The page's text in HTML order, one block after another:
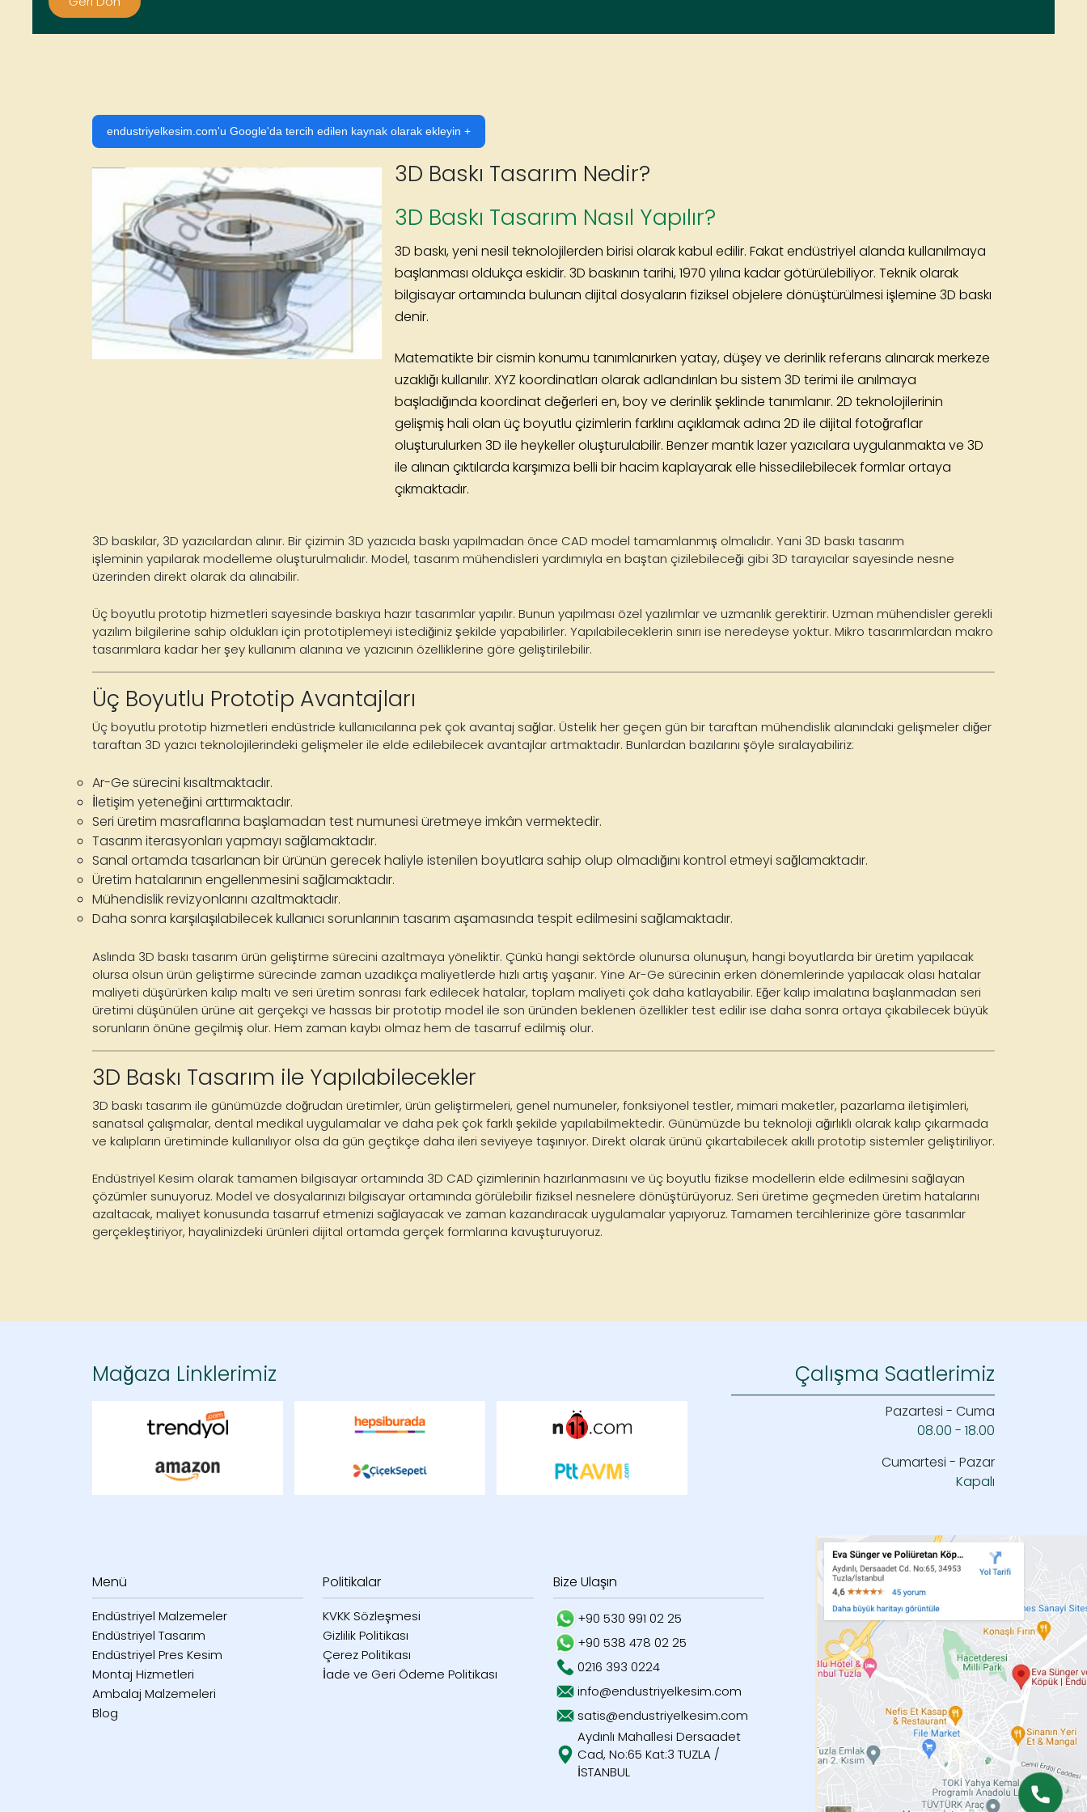
endustriyelkesim.com'u Google'da tercih edilen kaynak olarak ekleyin +
3D Baskı Tasarım Nedir?
3D Baskı Tasarım Nasıl Yapılır?
3D baskı, yeni nesil teknolojilerden birisi olarak kabul edilir. Fakat endüstriyel alanda kullanılmaya
başlanması oldukça eskidir. 3D baskının tarihi, 1970 yılına kadar götürülebiliyor. Teknik olarak
bilgisayar ortamında bulunan dijital dosyaların fiziksel objelere dönüştürülmesi işlemine 3D baskı
denir.
Matematikte bir cismin konumu tanımlanırken yatay, düşey ve derinlik referans alınarak merkeze
uzaklığı kullanılır. XYZ koordinatları olarak adlandırılan bu sistem 3D terimi ile anılmaya
başladığında koordinat değerleri en, boy ve derinlik şeklinde tanımlanır. 2D teknolojilerinin
gelişmiş hali olan üç boyutlu çizimlerin farklını açıklamak adına 2D ile dijital fotoğraflar
oluşturulurken 3D ile heykeller oluşturulabilir. Benzer mantık lazer yazıcılara uygulanmakta ve 3D
ile alınan çıktılarda karşımıza belli bir hacim kaplayarak elle hissedilebilecek formlar ortaya
çıkmaktadır.
3D baskılar, 3D yazıcılardan alınır. Bir çizimin 3D yazıcıda baskı yapılmadan önce CAD model tamamlanmış olmalıdır. Yani 3D baskı tasarım
işleminin yapılarak modelleme oluşturulmalıdır. Model, tasarım mühendisleri yardımıyla en baştan çizilebileceği gibi 3D tarayıcılar sayesinde nesne
üzerinden direkt olarak da alınabilir.
Üç boyutlu prototip hizmetleri sayesinde baskıya hazır tasarımlar yapılır. Bunun yapılması özel yazılımlar ve uzmanlık gerektirir. Uzman mühendisler gerekli
yazılım bilgilerine sahip oldukları için prototiplemeyi istediğiniz şekilde yapabilirler. Yapılabileceklerin sınırı ise neredeyse yoktur. Mikro tasarımlardan makro
tasarımlara kadar her şey kullanım alanına ve yazıcının özelliklerine göre geliştirilebilir.
Üç Boyutlu Prototip Avantajları
Üç boyutlu prototip hizmetleri endüstride kullanıcılarına pek çok avantaj sağlar. Üstelik her geçen gün bir taraftan mühendislik alanındaki gelişmeler diğer
taraftan 3D yazıcı teknolojilerindeki gelişmeler ile elde edilebilecek avantajlar artmaktadır. Bunlardan bazılarını şöyle sıralayabiliriz:
Ar-Ge sürecini kısaltmaktadır.
İletişim yeteneğini arttırmaktadır.
Seri üretim masraflarına başlamadan test numunesi üretmeye imkân vermektedir.
Tasarım iterasyonları yapmayı sağlamaktadır.
Sanal ortamda tasarlanan bir ürünün gerecek haliyle istenilen boyutlara sahip olup olmadığını kontrol etmeyi sağlamaktadır.
Üretim hatalarının engellenmesini sağlamaktadır.
Mühendislik revizyonlarını azaltmaktadır.
Daha sonra karşılaşılabilecek kullanıcı sorunlarının tasarım aşamasında tespit edilmesini sağlamaktadır.
Aslında 3D baskı tasarım ürün geliştirme sürecini azaltmaya yöneliktir. Çünkü hangi sektörde olunursa olunuşun, hangi boyutlarda bir üretim yapılacak
olursa olsun ürün geliştirme sürecinde zaman uzadıkça maliyetlerde hızlı artış yaşanır. Yine Ar-Ge sürecinin erken dönemlerinde yapılacak olası hatalar
maliyeti düşürürken kalıp maltı ve seri üretim sonrası fark edilecek hatalar, toplam maliyeti çok daha katlayabilir. Eğer kalıp imalatına başlanmadan seri
üretimi düşünülen ürüne ait gerçekçi ve hassas bir prototip model ile son üründen beklenen özellikler test edilir ise daha sonra ortaya çıkabilecek büyük
sorunların önüne geçilmiş olur. Hem zaman kaybı olmaz hem de tasarruf edilmiş olur.
3D Baskı Tasarım ile Yapılabilecekler
3D baskı tasarım ile günümüzde doğrudan üretimler, ürün geliştirmeleri, genel numuneler, fonksiyonel testler, mimari maketler, pazarlama iletişimleri,
sanatsal çalışmalar, dental medikal uygulamalar ve daha pek çok farklı şekilde yapılabilmektedir. Günümüzde bu teknoloji ağırlıklı olarak kalıp çıkarmada
ve kalıpların üretiminde kullanılıyor olsa da gün geçtikçe daha ileri seviyeye taşınıyor. Direkt olarak ürünü çıkartabilecek akıllı prototip sistemler geliştiriliyor.
Endüstriyel Kesim olarak tamamen bilgisayar ortamında 3D CAD çizimlerinin hazırlanmasını ve üç boyutlu fizikse modellerin elde edilmesini sağlayan
çözümler sunuyoruz. Model ve dosyalarınızı bilgisayar ortamında görülebilir fiziksel nesnelere dönüştürüyoruz. Seri üretime geçmeden üretim hatalarını
azaltacak, maliyet konusunda tasarruf etmenizi sağlayacak ve zaman kazandıracak uygulamalar yapıyoruz. Tamamen tercihlerinize göre tasarımlar
gerçekleştiriyor, hayalinizdeki ürünleri dijital ortamda gerçek formlarına kavuşturuyoruz.
Mağaza Linklerimiz Çalışma Saatlerimiz
Pazartesi - Cuma
08.00 - 18.00
Cumartesi - Pazar
Kapalı
Menü
Endüstriyel Malzemeler
Endüstriyel Tasarım
Endüstriyel Pres Kesim
Montaj Hizmetleri
Ambalaj Malzemeleri
Blog
Politikalar
KVKK Sözleşmesi
Gizlilik Politikası
Çerez Politikası
İade ve Geri Ödeme Politikası
Bize Ulaşın
+90 530 991 02 25
+90 538 478 02 25
0216 393 0224
info@endustriyelkesim.com
satis@endustriyelkesim.com
Aydınlı Mahallesi Dersaadet
Cad, No:65 Kat:3 TUZLA /
İSTANBUL